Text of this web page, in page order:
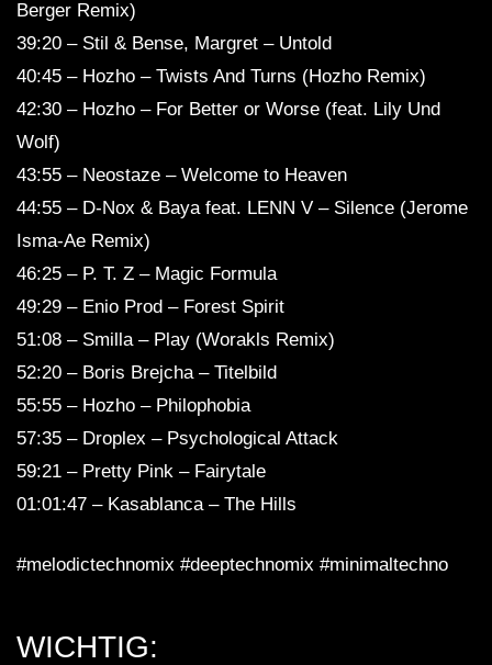
Berger Remix)
39:20 – Stil & Bense, Margret – Untold
40:45 – Hozho – Twists And Turns (Hozho Remix)
42:30 – Hozho – For Better or Worse (feat. Lily Und
Wolf)
43:55 – Neostaze – Welcome to Heaven
44:55 – D-Nox & Baya feat. LENN V – Silence (Jerome
Isma-Ae Remix)
46:25 – P. T. Z – Magic Formula
49:29 – Enio Prod – Forest Spirit
51:08 – Smilla – Play (Worakls Remix)
52:20 – Boris Brejcha – Titelbild
55:55 – Hozho – Philophobia
57:35 – Droplex – Psychological Attack
59:21 – Pretty Pink – Fairytale
01:01:47 – Kasablanca – The Hills
#melodictechnomix #deeptechnomix #minimaltechno
WICHTIG: